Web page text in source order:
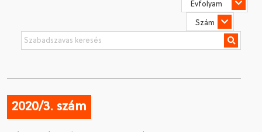
SZOCIOLÓGIAI SZEMLE
2020/3. szám